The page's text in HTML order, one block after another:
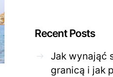
Recent Posts
Jak wynająć
granicą i jak